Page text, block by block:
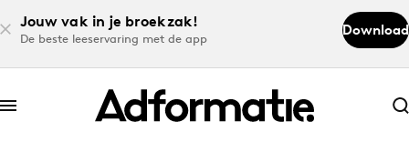
Jouw vak in je broekzak!
De beste leeservaring met de app
Download
Abonneer nu
Abonneer nu